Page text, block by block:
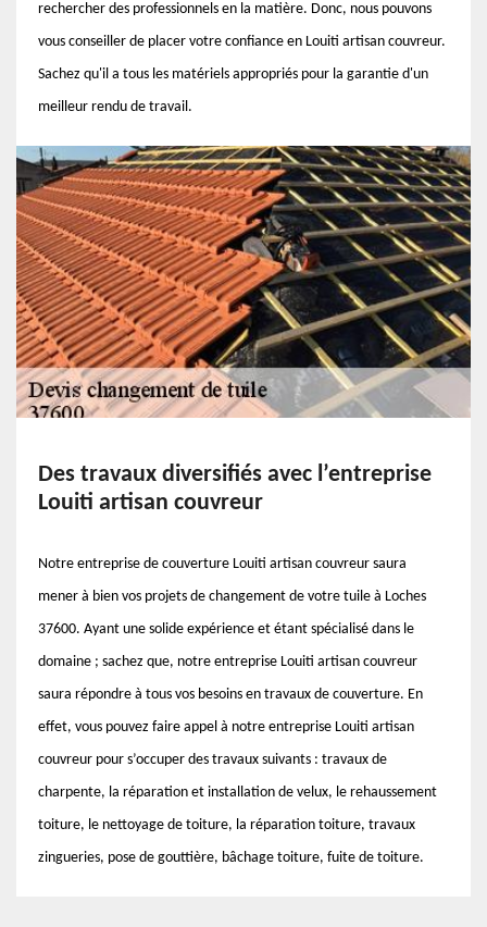
rechercher des professionnels en la matière. Donc, nous pouvons
vous conseiller de placer votre confiance en Louiti artisan couvreur.
Sachez qu'il a tous les matériels appropriés pour la garantie d'un
meilleur rendu de travail.
Des travaux diversifiés avec l’entreprise
Louiti artisan couvreur
Notre entreprise de couverture Louiti artisan couvreur saura
mener à bien vos projets de changement de votre tuile à Loches
37600. Ayant une solide expérience et étant spécialisé dans le
domaine ; sachez que, notre entreprise Louiti artisan couvreur
saura répondre à tous vos besoins en travaux de couverture. En
effet, vous pouvez faire appel à notre entreprise Louiti artisan
couvreur pour s’occuper des travaux suivants : travaux de
charpente, la réparation et installation de velux, le rehaussement
toiture, le nettoyage de toiture, la réparation toiture, travaux
zingueries, pose de gouttière, bâchage toiture, fuite de toiture.